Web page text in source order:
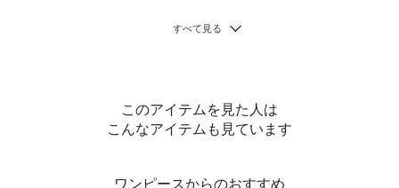
このアイテムを見た人は
こんなアイテムも見ています
ワンピースからのおすすめ